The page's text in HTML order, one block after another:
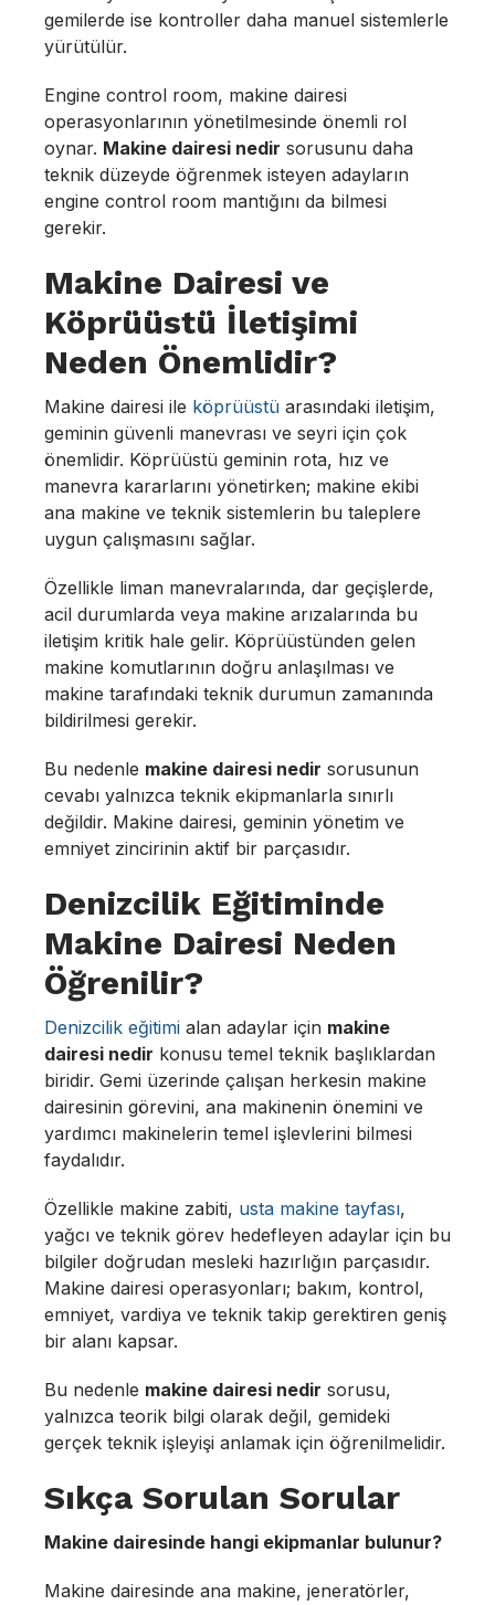
gemilerde ise kontroller daha manuel sistemlerle
yürütülür.
Engine control room, makine dairesi
operasyonlarının yönetilmesinde önemli rol
oynar. Makine dairesi nedir sorusunu daha
teknik düzeyde öğrenmek isteyen adayların
engine control room mantığını da bilmesi
gerekir.
Makine Dairesi ve
Köprüüstü İletişimi
Neden Önemlidir?
Makine dairesi ile köprüüstü arasındaki iletişim,
geminin güvenli manevrası ve seyri için çok
önemlidir. Köprüüstü geminin rota, hız ve
manevra kararlarını yönetirken; makine ekibi
ana makine ve teknik sistemlerin bu taleplere
uygun çalışmasını sağlar.
Özellikle liman manevralarında, dar geçişlerde,
acil durumlarda veya makine arızalarında bu
iletişim kritik hale gelir. Köprüüstünden gelen
makine komutlarının doğru anlaşılması ve
makine tarafındaki teknik durumun zamanında
bildirilmesi gerekir.
Bu nedenle makine dairesi nedir sorusunun
cevabı yalnızca teknik ekipmanlarla sınırlı
değildir. Makine dairesi, geminin yönetim ve
emniyet zincirinin aktif bir parçasıdır.
Denizcilik Eğitiminde
Makine Dairesi Neden
Öğrenilir?
Denizcilik eğitimi alan adaylar için makine
dairesi nedir konusu temel teknik başlıklardan
biridir. Gemi üzerinde çalışan herkesin makine
dairesinin görevini, ana makinenin önemini ve
yardımcı makinelerin temel işlevlerini bilmesi
faydalıdır.
Özellikle makine zabiti, usta makine tayfası,
yağcı ve teknik görev hedefleyen adaylar için bu
bilgiler doğrudan mesleki hazırlığın parçasıdır.
Makine dairesi operasyonları; bakım, kontrol,
emniyet, vardiya ve teknik takip gerektiren geniş
bir alanı kapsar.
Bu nedenle makine dairesi nedir sorusu,
yalnızca teorik bilgi olarak değil, gemideki
gerçek teknik işleyişi anlamak için öğrenilmelidir.
Sıkça Sorulan Sorular
Makine dairesinde hangi ekipmanlar bulunur?
Makine dairesinde ana makine, jeneratörler,